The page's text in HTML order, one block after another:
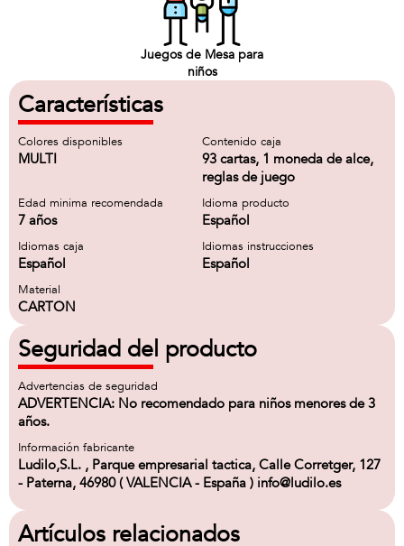
Juegos de Mesa para
niños
Características
Colores disponibles
MULTI
Contenido caja
93 cartas, 1 moneda de alce,
reglas de juego
Edad minima recomendada
7 años
Idioma producto
Español
Idiomas caja
Español
Idiomas instrucciones
Español
Material
CARTON
Seguridad del producto
Advertencias de seguridad
ADVERTENCIA: No recomendado para niños menores de 3
años.
Información fabricante
Ludilo,S.L. , Parque empresarial tactica, Calle Corretger, 127
- Paterna, 46980 ( VALENCIA - España ) info@ludilo.es
Artículos relacionados